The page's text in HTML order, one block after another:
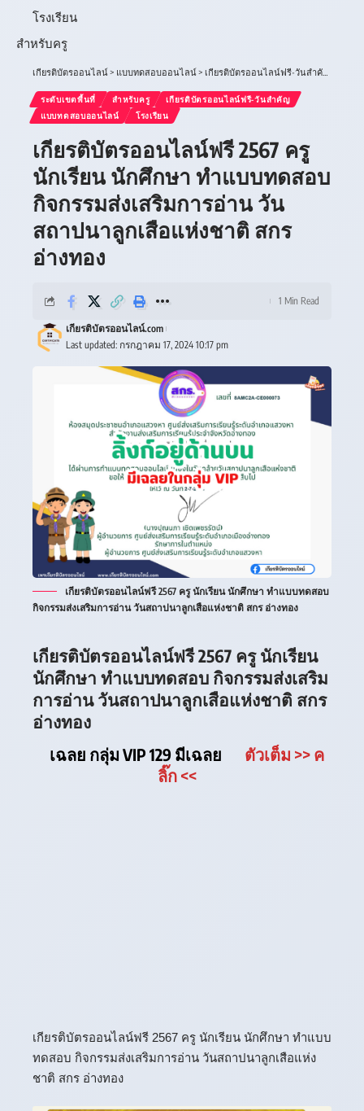
โรงเรียน
สำหรับครู
เกียรติบัตรออนไลน์> แบบทดสอบออนไลน์> เกียรติบัตรออนไลน์ฟรี-วันสำคัญ
ระดับเขตพื้นที่ สำหรับครู
เกียรติบัตรออนไลน์ฟรี-วันสำคัญ
แบบทดสอบออนไลน์
โรงเรียน
เกียรติบัตรออนไลน์ฟรี 2567 ครู
นักเรียน นักศึกษา ทำแบบทดสอบ
กิจกรรมส่งเสริมการอ่าน วัน
สถาปนาลูกเสือแห่งชาติ สกร
อ่างทอง
Last updated: กรกฎาคม 17, 2024 10:17 pm
เกียรติบัตรออนไลน์.com
1 Min Read
เกียรติบัตรออนไลน์ฟรี 2567 ครู นักเรียน นักศึกษา ทำแบบทดสอบ
กิจกรรมส่งเสริมการอ่าน วันสถาปนาลูกเสือแห่งชาติ สกร อ่างทอง
เกียรติบัตรออนไลน์ฟรี 2567 ครู นักเรียน
นักศึกษา ทำแบบทดสอบ กิจกรรมส่งเสริม
การอ่าน วันสถาปนาลูกเสือแห่งชาติ สกร
อ่างทอง
เฉลย กลุ่ม VIP 129 มีเฉลย ตัวเต็ม >> ค
ลิ๊ก <<
เกียรติบัตรออนไลน์ฟรี 2567 ครู นักเรียน นักศึกษา ทำแบบ
ทดสอบ กิจกรรมส่งเสริมการอ่าน วันสถาปนาลูกเสือแห่ง
ชาติ สกร อ่างทอง